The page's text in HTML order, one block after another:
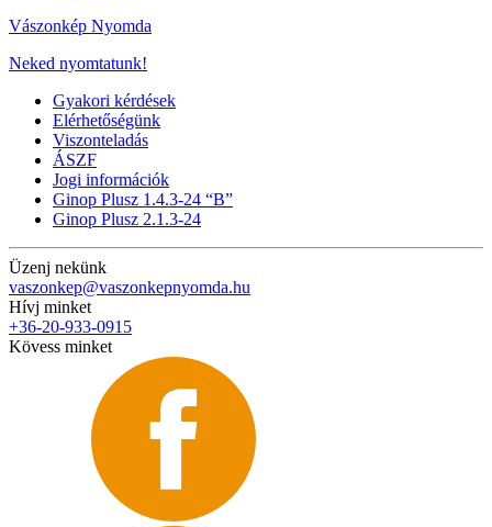
Vászonkép Nyomda
Neked nyomtatunk!
Gyakori kérdések
Elérhetőségünk
Viszonteladás
ÁSZF
Jogi információk
Ginop Plusz 1.4.3-24 “B”
Ginop Plusz 2.1.3-24
Üzenj nekünk
vaszonkep@vaszonkepnyomda.hu
Hívj minket
+36-20-933-0915
Kövess minket